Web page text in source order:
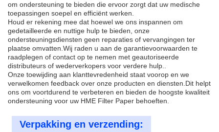
om ondersteuning te bieden die ervoor zorgt dat uw medische
toepassingen soepel en efficiënt werken.
Houd er rekening mee dat hoewel we ons inspannen om
gedetailleerde en nuttige hulp te bieden, onze
ondersteuningsdiensten geen reparaties of vervangingen ter
plaatse omvatten.Wij raden u aan de garantievoorwaarden te
raadplegen of contact op te nemen met geautoriseerde
distributeurs of wederverkopers voor verdere hulp..
Onze toewijding aan klanttevredenheid staat voorop en we
verwelkomen feedback over onze producten en diensten.Dit helpt
ons om voortdurend te verbeteren en bieden de hoogste kwaliteit
ondersteuning voor uw HME Filter Paper behoeften.
Verpakking en verzending: